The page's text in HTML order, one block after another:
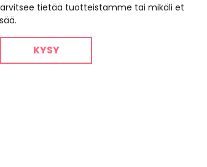
tietää tuotteistamme tai mikäli et
KYSY